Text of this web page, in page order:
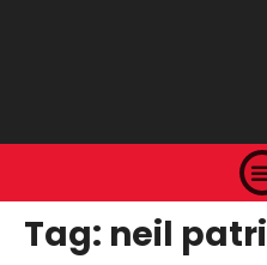
Tag: neil